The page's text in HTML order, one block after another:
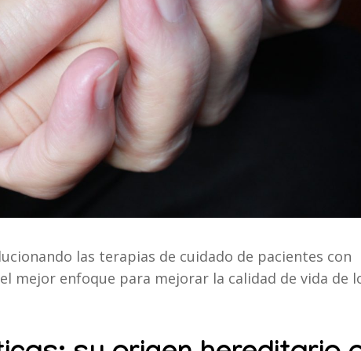
las terapias de cuidado de pacientes con
mejor enfoque para mejorar la calidad de vida de